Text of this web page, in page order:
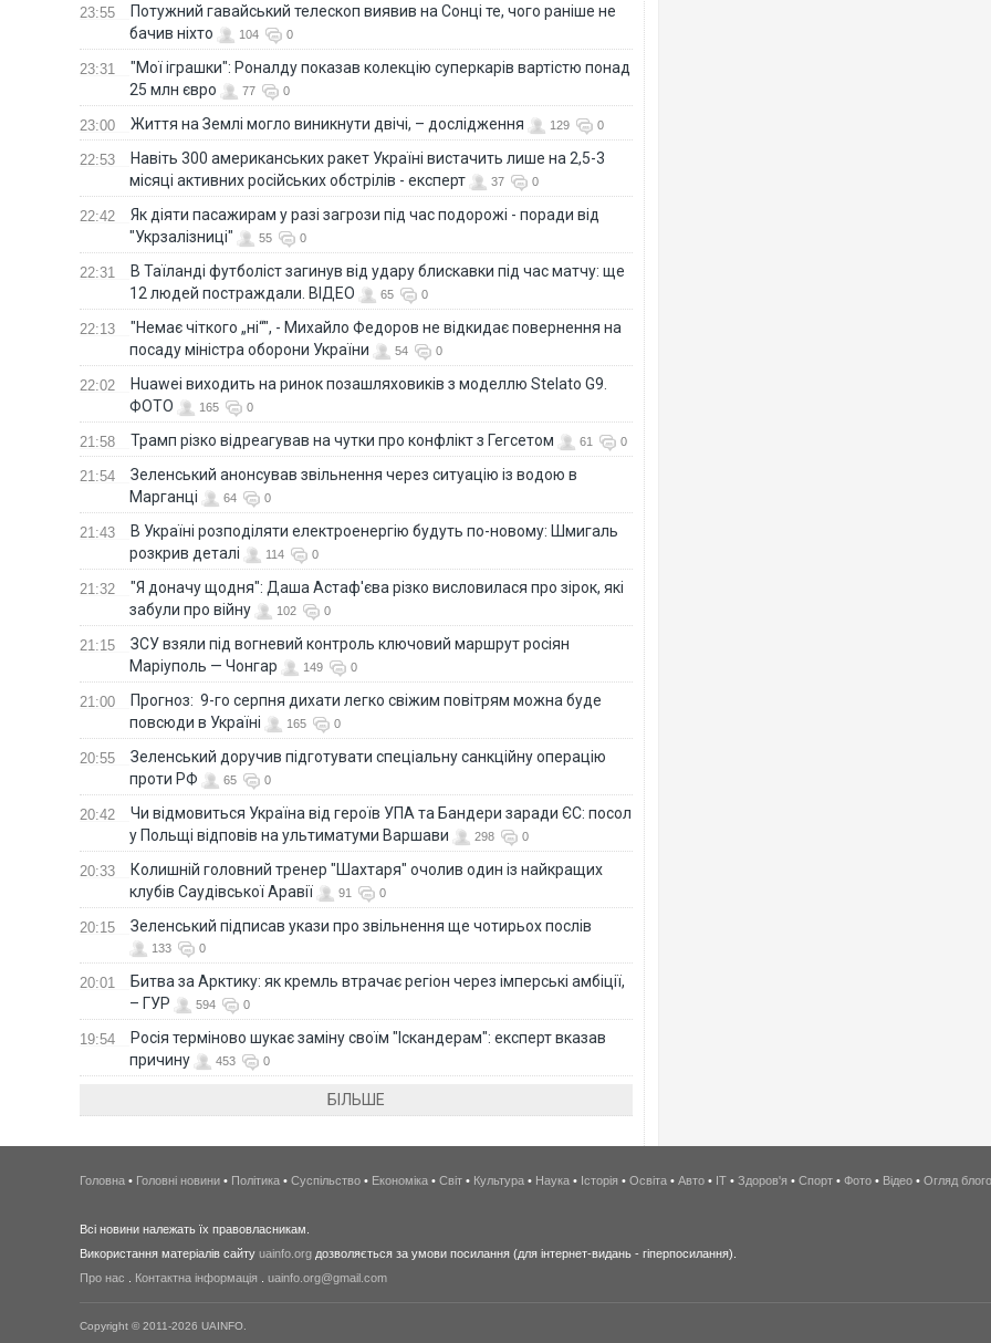
23:55
Потужний гавайський телескоп виявив на Сонці те, чого раніше не
бачив ніхто
104 0
23:31
"Мої іграшки": Роналду показав колекцію суперкарів вартістю понад
25 млн євро
77 0
23:00 Життя на Землі могло виникнути двічі, – дослідження 129 0
22:53
Навіть 300 американських ракет Україні вистачить лише на 2,5-3
місяці активних російських обстрілів - експерт
37 0
22:42
Як діяти пасажирам у разі загрози під час подорожі - поради від
"Укрзалізниці"
55 0
22:31
В Таїланді футболіст загинув від удару блискавки під час матчу: ще
12 людей постраждали. ВІДЕО
65 0
22:13
"Немає чіткого „ні“", - Михайло Федоров не відкидає повернення на
посаду міністра оборони України
54 0
22:02
Huawei виходить на ринок позашляховиків з моделлю Stelato G9.
ФОТО
165 0
21:58 Трамп різко відреагував на чутки про конфлікт з Гегсетом 61 0
21:54
Зеленський анонсував звільнення через ситуацію із водою в
Марганці
64 0
21:43
В Україні розподіляти електроенергію будуть по-новому: Шмигаль
розкрив деталі
114 0
21:32
"Я доначу щодня": Даша Астаф'єва різко висловилася про зірок, які
забули про війну
102 0
21:15
ЗСУ взяли під вогневий контроль ключовий маршрут росіян
Маріуполь — Чонгар
149 0
21:00
Прогноз: 9-го серпня дихати легко свіжим повітрям можна буде
повсюди в Україні
165 0
20:55
Зеленський доручив підготувати спеціальну санкційну операцію
проти РФ
65 0
20:42
Чи відмовиться Україна від героїв УПА та Бандери заради ЄС: посол
у Польщі відповів на ультиматуми Варшави
298 0
20:33
Колишній головний тренер "Шахтаря" очолив один із найкращих
клубів Саудівської Аравії
91 0
20:15 Зеленський підписав укази про звільнення ще чотирьох послів
133 0
20:01
Битва за Арктику: як кремль втрачає регіон через імперські амбіції,
– ГУР
594 0
19:54
Росія терміново шукає заміну своїм "Іскандерам": експерт вказав
причину
453 0
БІЛЬШЕ
Головна • Головні новини • Політика • Суспільство • Економіка • Світ • Культура • Наука • Історія • Освіта • Авто • IT • Здоров'я • Спорт • Фото • Відео • Огляд
Всі новини належать їх правовласникам.
Використання матеріалів сайту uainfo.org дозволяється за умови посилання (для інтернет-видань - гіперпосилання).
Про нас
Контактна інформація uainfo.org@gmail.com
Copyright © 2011-2026 UAINFO.